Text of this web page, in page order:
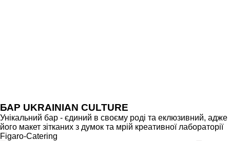
БАР UKRAINIAN CULTURE
Унікальний бар - єдиний в своєму роді та еклюзивний, адже
його макет зітканих з думок та мрій креативної лабораторії
Figaro-Catering